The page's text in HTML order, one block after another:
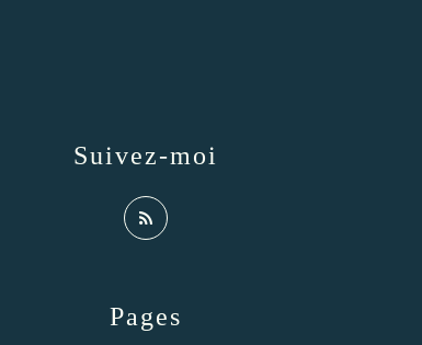
Pages
Suivez-moi